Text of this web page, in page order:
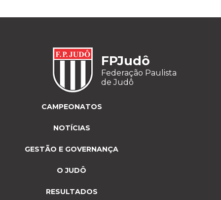
FPJudô
Federação Paulista
de Judô
CAMPEONATOS
NOTÍCIAS
GESTÃO E GOVERNANÇA
O JUDÔ
RESULTADOS